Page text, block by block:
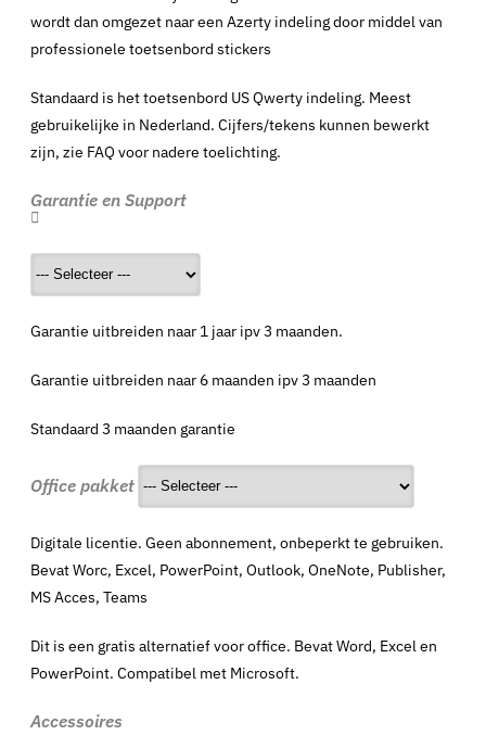
wordt dan omgezet naar een Azerty indeling door middel van
professionele toetsenbord stickers
Standaard is het toetsenbord US Qwerty indeling. Meest
gebruikelijke in Nederland. Cijfers/tekens kunnen bewerkt
zijn, zie FAQ voor nadere toelichting.
Garantie en Support
Garantie uitbreiden naar 1 jaar ipv 3 maanden.
Garantie uitbreiden naar 6 maanden ipv 3 maanden
Standaard 3 maanden garantie
Office pakket
Digitale licentie. Geen abonnement, onbeperkt te gebruiken.
Bevat Worc, Excel, PowerPoint, Outlook, OneNote, Publisher,
MS Acces, Teams
Dit is een gratis alternatief voor office. Bevat Word, Excel en
PowerPoint. Compatibel met Microsoft.
Accessoires